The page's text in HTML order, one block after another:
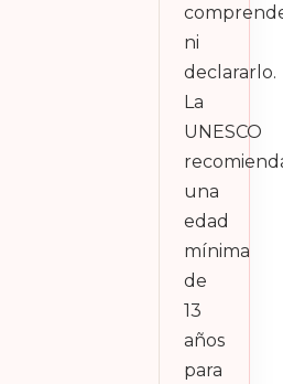
ni
declararlo.
La
UNESCO
una
edad
mínima
de
13
años
para